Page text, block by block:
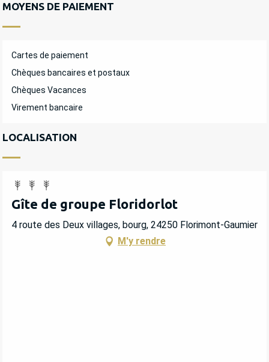
MOYENS DE PAIEMENT
Cartes de paiement
Chèques bancaires et postaux
Chèques Vacances
Virement bancaire
LOCALISATION
Gîte de groupe Floridorlot
4 route des Deux villages, bourg, 24250 Florimont-Gaumier
M'y rendre